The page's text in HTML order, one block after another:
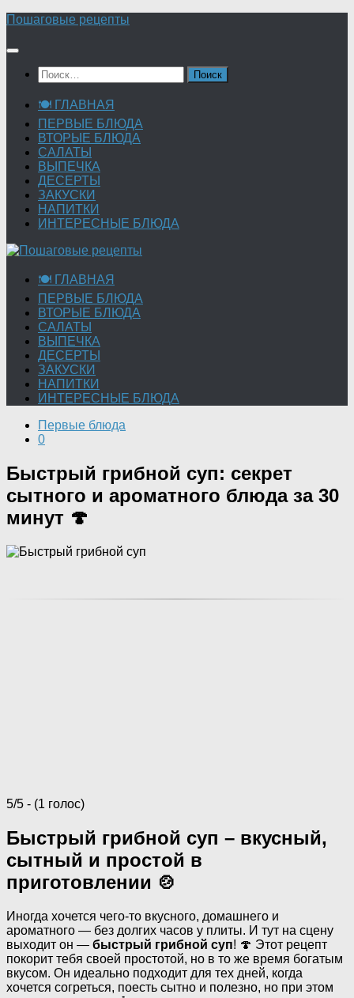
Перейти
содержимому
Пошаговые рецепты
Найти:
🍽 ГЛАВНАЯ
ПЕРВЫЕ БЛЮДА
ВТОРЫЕ БЛЮДА
САЛАТЫ
ВЫПЕЧКА
ДЕСЕРТЫ
ЗАКУСКИ
НАПИТКИ
ИНТЕРЕСНЫЕ БЛЮДА
🍽 ГЛАВНАЯ
ПЕРВЫЕ БЛЮДА
ВТОРЫЕ БЛЮДА
САЛАТЫ
ВЫПЕЧКА
ДЕСЕРТЫ
ЗАКУСКИ
НАПИТКИ
ИНТЕРЕСНЫЕ БЛЮДА
Первые блюда
0
Быстрый грибной суп: секрет
сытного и ароматного блюда за 30
минут 🍄
5/5 - (1 голос)
Быстрый грибной суп – вкусный,
сытный и простой в
приготовлении 🍲
Иногда хочется чего-то вкусного, домашнего и
ароматного — без долгих часов у плиты. И тут на сцену
выходит он — быстрый грибной суп! 🍄 Этот рецепт
покорит тебя своей простотой, но в то же время богатым
вкусом. Он идеально подходит для тех дней, когда
хочется согреться, поесть сытно и полезно, но при этом